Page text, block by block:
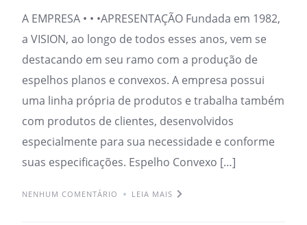
A EMPRESA • • •APRESENTAÇÃO Fundada em 1982,
a VISION, ao longo de todos esses anos, vem se
destacando em seu ramo com a produção de
espelhos planos e convexos. A empresa possui
uma linha própria de produtos e trabalha também
com produtos de clientes, desenvolvidos
especialmente para sua necessidade e conforme
suas especificações. Espelho Convexo […]
NENHUM COMENTÁRIO LEIA MAIS